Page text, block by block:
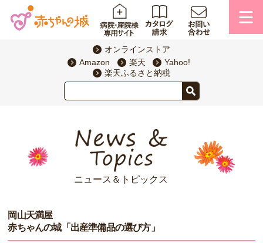
オンラインストア
Amazon
楽天
Yahoo!
楽天ふるさと納税
ニュース＆トピックス
岡山天満屋
赤ちゃんの城「出産準備品の選び方」